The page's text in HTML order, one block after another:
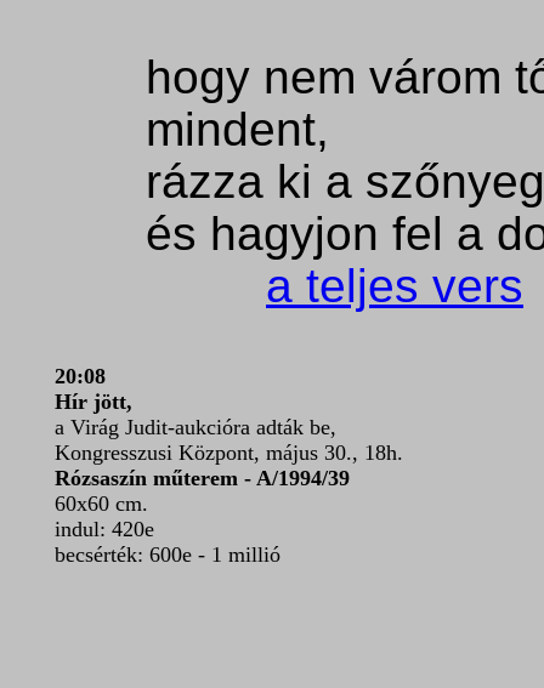
hogy nem várom
mindent,
rázza ki a
és hagyjon fel a
a teljes vers
20:08
Hír jött,
a Virág Judit-aukcióra adták be,
Kongresszusi Központ, május 30., 18h.
Rózsaszín műterem - A/1994/39
60x60 cm.
indul: 420e
becsérték: 600e - 1 millió